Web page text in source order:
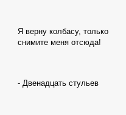
Я верну колбасу, только
снимите меня отсюда!
- Двенадцать стульев